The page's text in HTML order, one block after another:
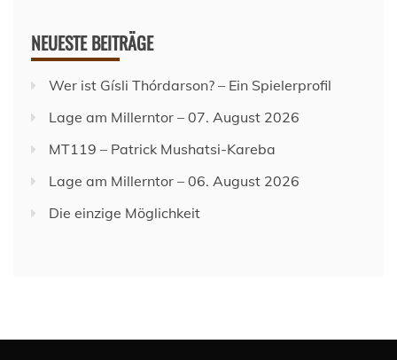
NEUESTE BEITRÄGE
Wer ist Gísli Thórdarson? – Ein Spielerprofil
Lage am Millerntor – 07. August 2026
MT119 – Patrick Mushatsi-Kareba
Lage am Millerntor – 06. August 2026
Die einzige Möglichkeit